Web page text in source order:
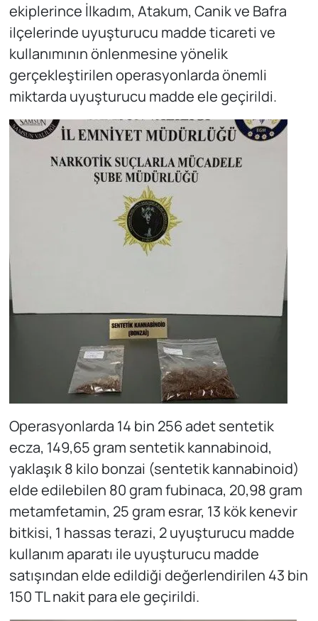
ekiplerince İlkadım, Atakum, Canik ve Bafra
ilçelerinde uyuşturucu madde ticareti ve
kullanımının önlenmesine yönelik
gerçekleştirilen operasyonlarda önemli
miktarda uyuşturucu madde ele geçirildi.
Operasyonlarda 14 bin 256 adet sentetik
ecza, 149,65 gram sentetik kannabinoid,
yaklaşık 8 kilo bonzai (sentetik kannabinoid)
elde edilebilen 80 gram fubinaca, 20,98 gram
metamfetamin, 25 gram esrar, 13 kök kenevir
bitkisi, 1 hassas terazi, 2 uyuşturucu madde
kullanım aparatı ile uyuşturucu madde
satışından elde edildiği değerlendirilen 43 bin
150 TL nakit para ele geçirildi.